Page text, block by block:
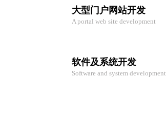
大型门户网站开发
A portal web site development
软件及系统开发
Software and system development